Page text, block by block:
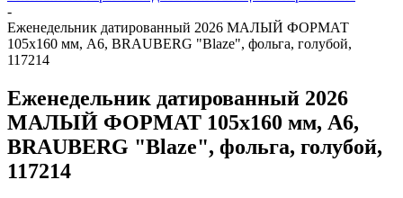
-
Еженедельник датированный 2026 МАЛЫЙ ФОРМАТ
105х160 мм, А6, BRAUBERG "Blaze", фольга, голубой,
117214
Еженедельник датированный 2026
МАЛЫЙ ФОРМАТ 105х160 мм, А6,
BRAUBERG "Blaze", фольга, голубой,
117214